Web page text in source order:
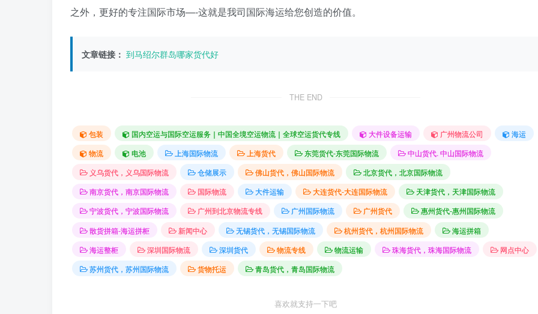
之外，更好的专注国际市场—-这就是我司国际海运给您创造的价值。
文章链接： 到马绍尔群岛哪家货代好
THE END
包装 国内空运与国际空运服务｜中国全境空运物流｜全球空运货代专线 大件设备运输 广州物流公司
海运
物流
电池 上海国际物流 上海货代 东莞货代-东莞国际物流
中山货代. 中山国际物流
义乌货代，义乌国际物流
仓储展示 佛山货代，佛山国际物流
北京货代，北京国际物流
南京货代，南京国际物流
国际物流 大件运输 大连货代-大连国际物流
天津货代，天津国际物流
宁波货代，宁波国际物流
广州到北京物流专线 广州国际物流 广州货代
惠州货代-惠州国际物流
散货拼箱-海运拼柜
新闻中心 无锡货代，无锡国际物流 杭州货代，杭州国际物流
海运拼箱
海运整柜
深圳国际物流 深圳货代 物流专线 物流运输 珠海货代，珠海国际物流
网点中心
苏州货代，苏州国际物流
货物托运 青岛货代，青岛国际物流
喜欢就支持一下吧